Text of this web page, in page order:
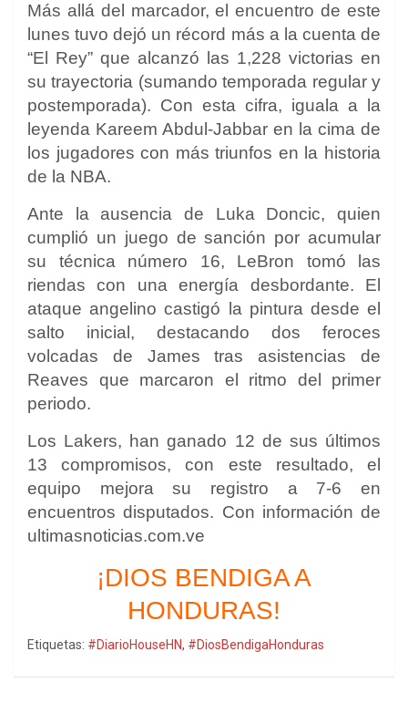
Más allá del marcador, el encuentro de este
lunes tuvo dejó un récord más a la cuenta de
“El Rey” que alcanzó las 1,228 victorias en
su trayectoria (sumando temporada regular y
postemporada). Con esta cifra, iguala a la
leyenda Kareem Abdul-Jabbar en la cima de
los jugadores con más triunfos en la historia
de la NBA.
Ante la ausencia de Luka Doncic, quien
cumplió un juego de sanción por acumular
su técnica número 16, LeBron tomó las
riendas con una energía desbordante. El
ataque angelino castigó la pintura desde el
salto inicial, destacando dos feroces
volcadas de James tras asistencias de
Reaves que marcaron el ritmo del primer
periodo.
Los Lakers, han ganado 12 de sus últimos
13 compromisos, con este resultado, el
equipo mejora su registro a 7-6 en
encuentros disputados. Con información de
ultimasnoticias.com.ve
¡DIOS BENDIGA A
HONDURAS!
Etiquetas: #DiarioHouseHN, #DiosBendigaHonduras